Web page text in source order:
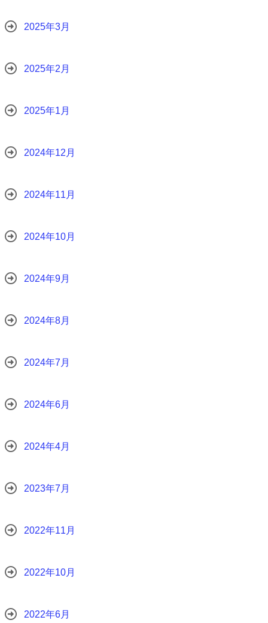
2025年3月
2025年2月
2025年1月
2024年12月
2024年11月
2024年10月
2024年9月
2024年8月
2024年7月
2024年6月
2024年4月
2023年7月
2022年11月
2022年10月
2022年6月